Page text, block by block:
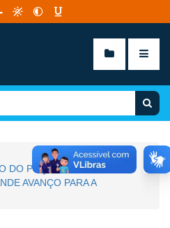
DO POÇO ARTESIANO EM
AVANÇO PARA A